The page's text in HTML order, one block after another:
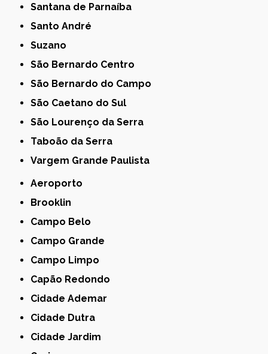
Santana de Parnaíba
Santo André
Suzano
São Bernardo Centro
São Bernardo do Campo
São Caetano do Sul
São Lourenço da Serra
Taboão da Serra
Vargem Grande Paulista
Aeroporto
Brooklin
Campo Belo
Campo Grande
Campo Limpo
Capão Redondo
Cidade Ademar
Cidade Dutra
Cidade Jardim